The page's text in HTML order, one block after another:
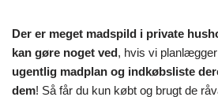
Der er meget madspild i private
kan gøre noget ved, hvis vi
ugentlig madplan og indkøbsliste
dem! Så får du kun købt og brugt de